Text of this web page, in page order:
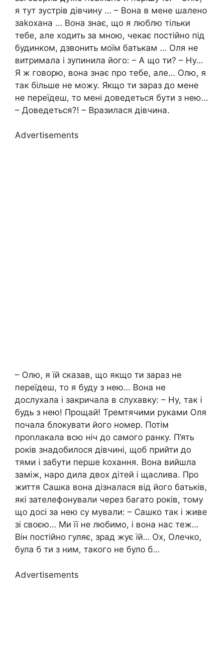
я тут зустрів дівчину … – Вона в мене шалено
заkохана … Вона знає, що я люблю тільки
тебе, але ходить за мною, чекає постійно під
будинком, дзвонить моїм батькам … Оля не
витримала і зупинила його: – А що ти? – Ну…
Я ж говорю, вона знає про тебе, але… Олю, я
так більше не можу. Якщо ти зараз до мене
не переїдеш, то мені доведеться бути з нею…
– Доведеться?! – Вразилася дівчина.
Advertisements
– Олю, я їй сказав, що якщо ти зараз не
переїдеш, то я буду з нею… Вона не
дослухала і закричала в слухавку: – Ну, так і
будь з нею! Прощай! Тремтячими руками Оля
почала блокувати його номер. Потім
проnлакала всю ніч до самого ранку. П’ять
років знадобилося дівчині, щоб прийти до
тями і забути перше kохання. Вона вийшла
заміж, наро дила двох дітей і щаслива. Про
життя Сашка вона дізналася від його батьків,
які зателефонували через багато років, тому
що досі за нею су мували: – Сашко так і живе
зі своєю… Ми її не любимо, і вона нас теж…
Він постійно гуляє, зрад жує їй… Ох, Олечко,
була б ти з ним, такого не було б…
Advertisements